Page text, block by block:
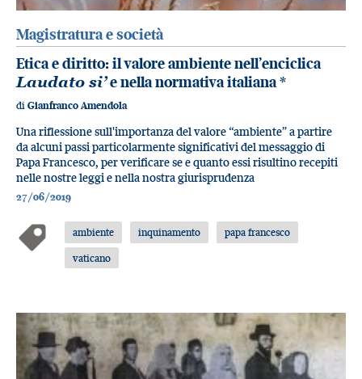
Magistratura e società
Etica e diritto: il valore ambiente nell’enciclica
Laudato si’e nella normativa italiana*
di Gianfranco Amendola
Una riflessione sull'importanza del valore “ambiente” a partire
da alcuni passi particolarmente significativi del messaggio di
Papa Francesco, per verificare se e quanto essi risultino recepiti
nelle nostre leggi e nella nostra giurisprudenza
27/06/2019
ambiente inquinamento
papa francesco
vaticano